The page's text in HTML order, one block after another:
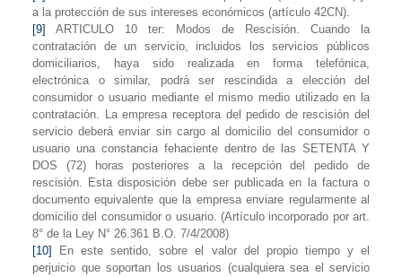
a la protección de sus intereses económicos (artículo 42CN).
[9]
ARTICULO 10 ter: Modos de Rescisión. Cuando la
contratación de un servicio, incluidos los servicios públicos
domiciliarios, haya sido realizada en forma telefónica,
electrónica o similar, podrá ser rescindida a elección del
consumidor o usuario mediante el mismo medio utilizado en la
contratación. La empresa receptora del pedido de rescisión del
servicio deberá enviar sin cargo al domicilio del consumidor o
usuario una constancia fehaciente dentro de las SETENTA Y
DOS (72) horas posteriores a la recepción del pedido de
rescisión. Esta disposición debe ser publicada en la factura o
documento equivalente que la empresa enviare regularmente al
domicilio del consumidor o usuario. (Artículo incorporado por art.
8° de la Ley N° 26.361 B.O. 7/4/2008)
[10]
En este sentido, sobre el valor del propio tiempo y el
perjuicio que soportan los usuarios (cualquiera sea el servicio